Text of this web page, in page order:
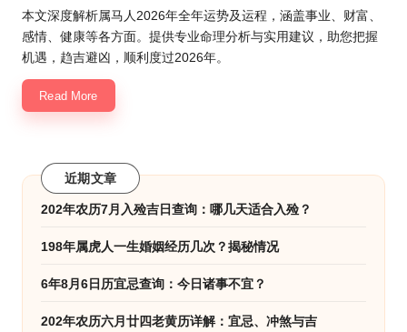
by
本文深度解析属马人2026年全年运势及运程，涵盖事业、财富、
感情、健康等各方面。提供专业命理分析与实用建议，助您把握
机遇，趋吉避凶，顺利度过2026年。
Read More
近期文章
202年农历7月入殓吉日查询：哪几天适合入殓？
198年属虎人一生婚姻经历几次？揭秘情况
6年8月6日历宜忌查询：今日诸事不宜？
202年农历六月廿四老黄历详解：宜忌、冲煞与吉